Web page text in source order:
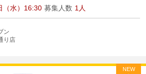
（水）16:30 募集人数 1人
ン
り店
NEW